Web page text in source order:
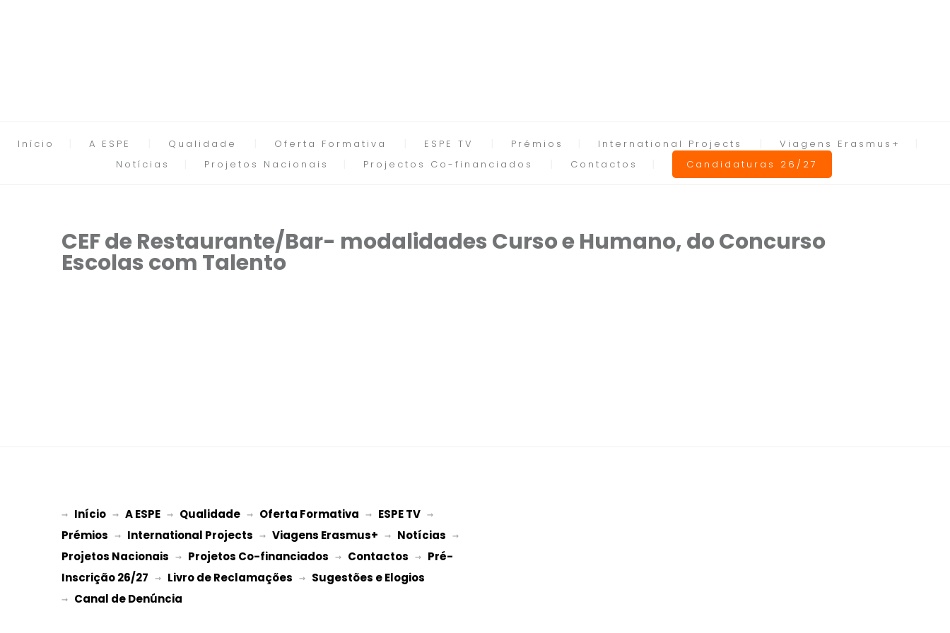
Início A ESPE Qualidade Oferta Formativa ESPE TV Prémios International Projects
Viagens Erasmus+
Notícias
Projetos Nacionais Projectos Co-financiados Contactos Candidaturas 26/27
CEF de Restaurante/Bar- modalidades Curso e Humano, do Concurso
Escolas com Talento
→ Início → A ESPE → Qualidade → Oferta Formativa → ESPE TV
Prémios → International Projects → Viagens Erasmus+ → Notícias
Projetos Nacionais → Projetos Co-financiados → Contactos → Pré-
Inscrição 26/27 → Livro de Reclamações → Sugestões e Elogios
→